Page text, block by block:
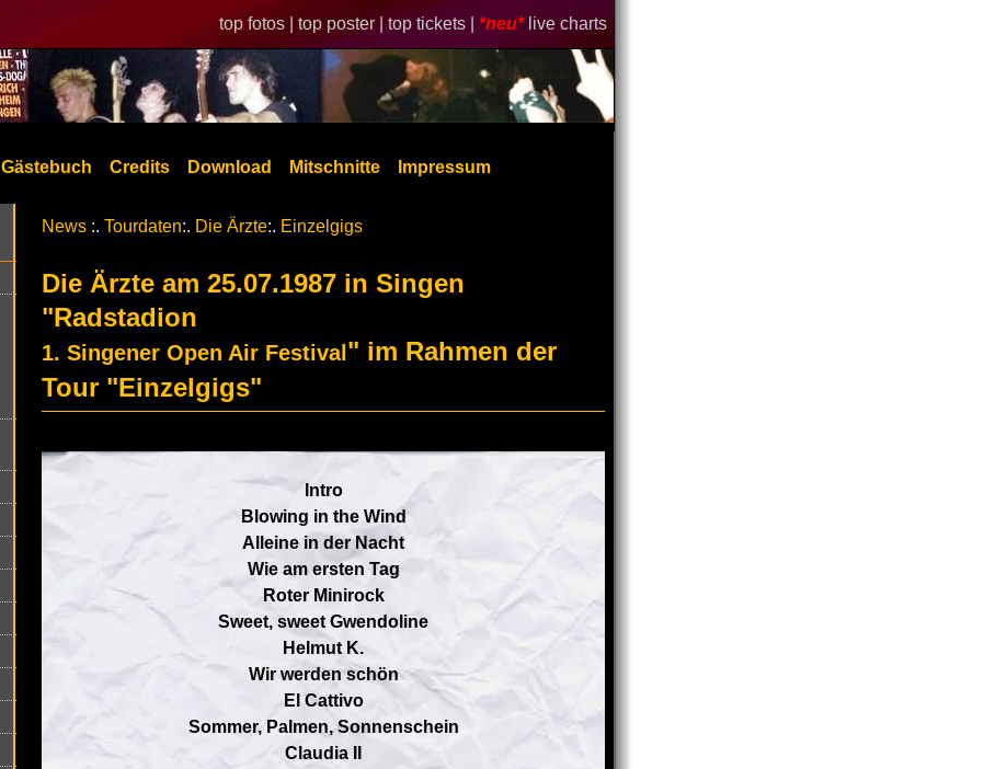
top fotos | top poster | top tickets | *neu* live charts
Gästebuch Credits Download Mitschnitte Impressum
News :. Tourdaten:. Die Ärzte:. Einzelgigs
Die Ärzte am 25.07.1987 in Singen
"Radstadion
1. Singener Open Air Festival " im Rahmen der
Tour "Einzelgigs"
Intro
Blowing in the Wind
Alleine in der Nacht
Wie am ersten Tag
Roter Minirock
Sweet, sweet Gwendoline
Helmut K.
Wir werden schön
El Cattivo
Sommer, Palmen, Sonnenschein
Claudia II